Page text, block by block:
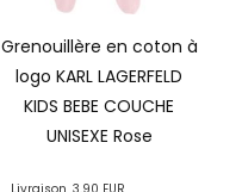
Grenouillère en coton à
logo KARL LAGERFELD
KIDS BEBE COUCHE
UNISEXE Rose